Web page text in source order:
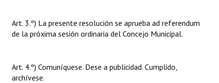
Art. 3.º) La presente resolución se aprueba ad referendum
de la próxima sesión ordinaria del Concejo Municipal.
Art. 4.º) Comuníquese. Dese a publicidad. Cumplido,
archívese.